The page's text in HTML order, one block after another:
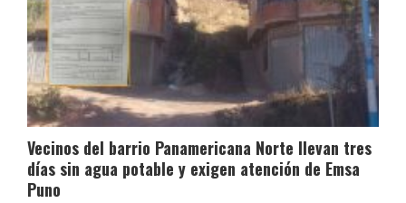
Vecinos del barrio Panamericana Norte llevan tres
días sin agua potable y exigen atención de Emsa
Puno